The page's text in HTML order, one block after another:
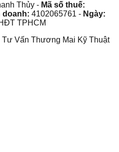
Thủy - Mã số thuế:
doanh: 4102065761 - Ngày:
TPHCM
Tư Vấn Thương Mai Kỹ Thuật